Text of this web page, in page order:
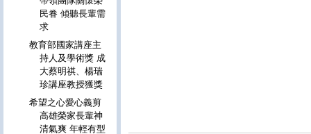
民眷 傾聽長輩需
求
教育部國家講座主
持人及學術獎 成
大蔡明祺、楊瑞
珍講座教授獲獎
希望之心愛心義剪
高雄榮家長輩神
清氣爽 年輕有型